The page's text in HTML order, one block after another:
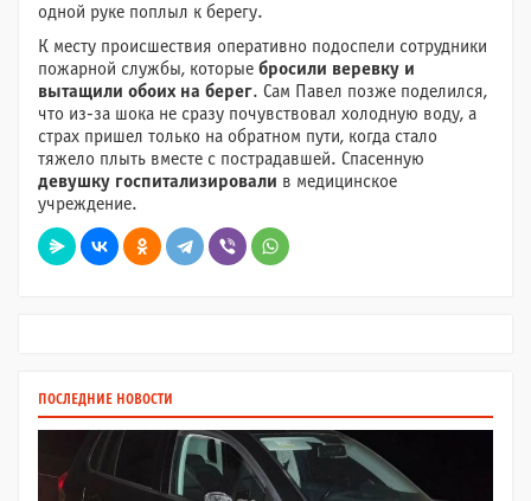
одной руке поплыл к берегу.
К месту происшествия оперативно подоспели сотрудники
пожарной службы, которые бросили веревку и
вытащили обоих на берег. Сам Павел позже поделился,
что из-за шока не сразу почувствовал холодную воду, а
страх пришел только на обратном пути, когда стало
тяжело плыть вместе с пострадавшей. Спасенную
девушку госпитализировали в медицинское
учреждение.
ПОСЛЕДНИЕ НОВОСТИ